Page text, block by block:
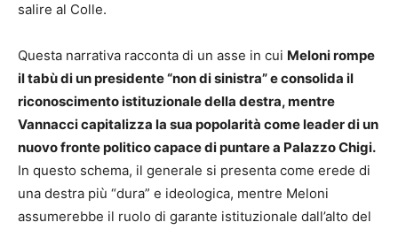
salire al Colle.
Questa narrativa racconta di un asse in cui Meloni rompe
il tabù di un presidente “non di sinistra” e consolida il
riconoscimento istituzionale della destra, mentre
Vannacci capitalizza la sua popolarità come leader di un
nuovo fronte politico capace di puntare a Palazzo Chigi.
In questo schema, il generale si presenta come erede di
una destra più “dura” e ideologica, mentre Meloni
assumerebbe il ruolo di garante istituzionale dall’alto del